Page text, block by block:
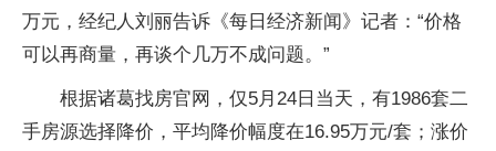
万元，经纪人刘丽告诉《每日经济新闻》记者：“价格
可以再商量，再谈个几万不成问题。”
根据诸葛找房官网，仅5月24日当天，有1986套二
手房源选择降价，平均降价幅度在16.95万元/套；涨价